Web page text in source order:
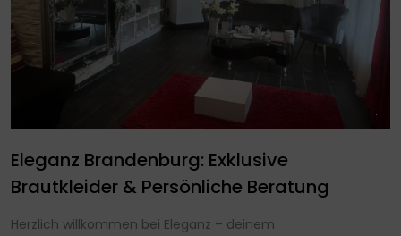
Eleganz Brandenburg: Exklusive
Brautkleider & Persönliche Beratung
Herzlich willkommen bei Eleganz – deinem